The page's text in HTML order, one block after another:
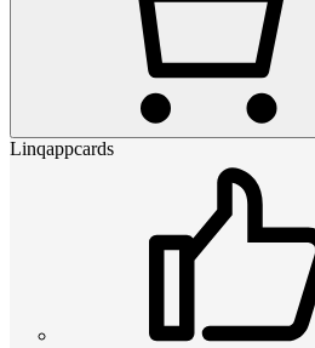
Linqappcards